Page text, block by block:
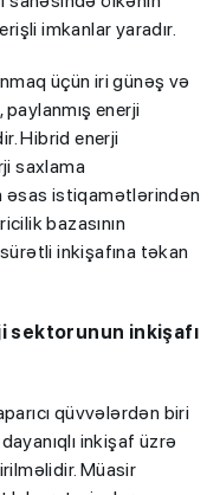
imkanlar yaradır.
üçün iri günəş və
enerji
Hibrid enerji
saxlama
əsas istiqamətlərindən
bazasının
inkişafına təkan
sektorunun inkişafı
qüvvələrdən biri
inkişaf üzrə
Müasir